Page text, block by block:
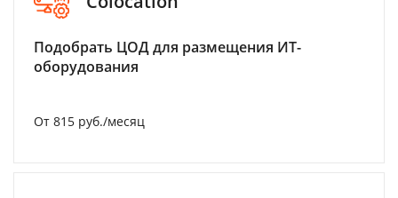
Подобрать ЦОД для размещения ИТ-
оборудования
От 815 руб./месяц